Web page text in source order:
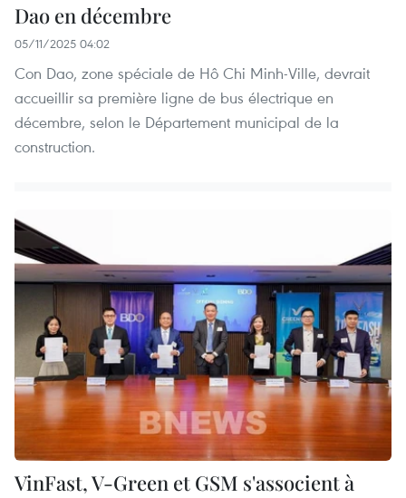
Dao en décembre
05/11/2025 04:02
Con Dao, zone spéciale de Hô Chi Minh-Ville, devrait
accueillir sa première ligne de bus électrique en
décembre, selon le Département municipal de la
construction.
VinFast, V-Green et GSM s'associent à